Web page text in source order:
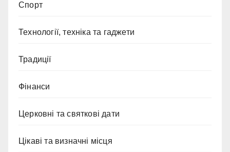
Спорт
Технології, техніка та гаджети
Традиції
Фінанси
Церковні та святкові дати
Цікаві та визначні місця